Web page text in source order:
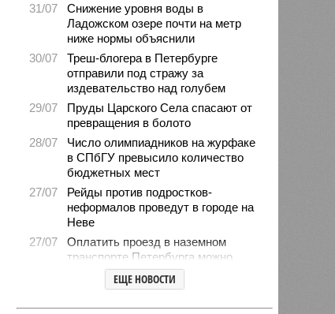
31/07
Снижение уровня воды в
Ладожском озере почти на метр
ниже нормы объяснили
30/07
Треш-блогера в Петербурге
отправили под стражу за
издевательство над голубем
29/07
Пруды Царского Села спасают от
превращения в болото
28/07
Число олимпиадников на журфаке
в СПбГУ превысило количество
бюджетных мест
27/07
Рейды против подростков-
неформалов проведут в городе на
Неве
27/07
Оплатить проезд в наземном
транспорте Петербурга можно
будет по геолокации
Власти поручили сократить сроки
отключения горячей воды в
ЕЩЕ НОВОСТИ